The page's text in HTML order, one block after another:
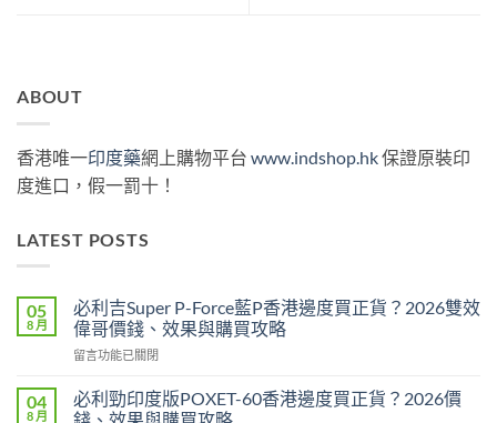
ABOUT
香港唯一印度藥網上購物平台 www.indshop.hk保證原裝印
度進口，假一罰十！
LATEST POSTS
05
8 月
必利吉Super P-Force藍P香港邊度買正貨？2026雙效
偉哥價錢、效果與購買攻略
在
利
吉
留言功能已關閉
04
8 月
必利勁印度版POXET-60香港邊度買正貨？2026價